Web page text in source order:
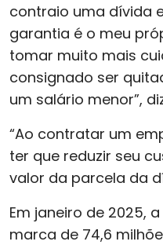
contraio uma dívida
garantia é o meu
tomar muito mais
consignado ser
um salário menor”,
“Ao contratar um
ter que reduzir seu
valor da parcela da
Em janeiro de 2025,
marca de 74,6